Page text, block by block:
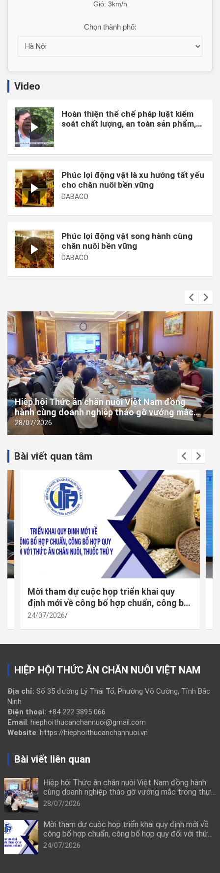
Gió: 3km/h
Chọn thành phố:
Video
Hoàn thiện thể chế pháp luật kiểm
soát chất lượng, an toàn sản phẩm,
Phúc lợi động vật là xu hướng tất yếu
cho chăn nuôi bền vững
DABACO
Phúc lợi động vật song hành cùng
chăn nuôi bền vững
DABACO
Hiệp hội Thức ăn chăn nuôi Việt Nam đồng
hành cùng doanh nghiệp tháo gỡ vướng mắc
trong thực thi quy định mới về công bố hợp quy
28/07/2026
Bài viết quan tâm
Mời tham dự cuộc họp triển khai quy
định mới về công bố hợp chuẩn, công bố
hợp quy đối với thức ăn chăn nuôi, thuốc
24/07/2026
HIỆP HỘI THỨC ĂN CHĂN NUÔI VIỆT NAM
Địa chỉ: Số 35 đường Lý Thái Tổ, Phường Võ Cường, Tỉnh Bắc
Ninh
Điện thoại: +84 222 3895 066
Email: hiephoithucanchannuoi@gmail.com
Website: https://hiephoithucanchannuoi.vn
Bài viết liên quan
Hiệp hội Thức ăn chăn nuôi Việt Nam đồng hành
cùng doanh nghiệp tháo gỡ vướng mắc trong thực
thi quy định mới về công bố hợp quy
28/07/2026
Mời tham dự cuộc họp triển khai quy định mới về
công bố hợp chuẩn, công bố hợp quy đối với thức
ăn chăn nuôi, thuốc thú y
24/07/2026